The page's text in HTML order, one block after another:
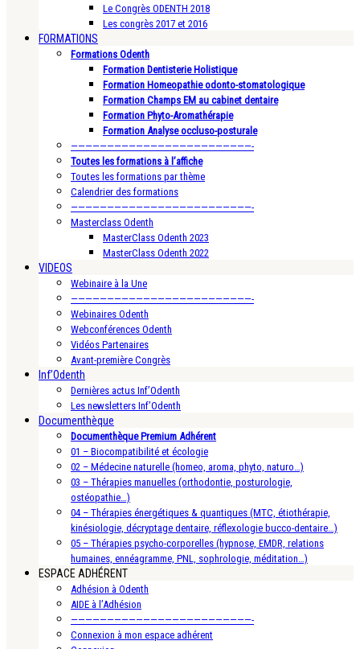
Le Congrès ODENTH 2018
Les congrès 2017 et 2016
FORMATIONS
Formations Odenth
Formation Dentisterie Holistique
Formation Homeopathie odonto-stomatologique
Formation Champs EM au cabinet dentaire
Formation Phyto-Aromathérapie
Formation Analyse occluso-posturale
—————————————————————————-
Toutes les formations à l’affiche
Toutes les formations par thème
Calendrier des formations
—————————————————————————-
Masterclass Odenth
MasterClass Odenth 2023
MasterClass Odenth 2022
VIDEOS
Webinaire à la Une
—————————————————————————-
Webinaires Odenth
Webconférences Odenth
Vidéos Partenaires
Avant-première Congrès
Inf’Odenth
Dernières actus Inf’Odenth
Les newsletters Inf’Odenth
Documenthèque
Documenthèque Premium Adhérent
01 – Biocompatibilité et écologie
02 – Médecine naturelle (homeo, aroma, phyto, naturo…)
03 – Thérapies manuelles (orthodontie, posturologie,
ostéopathie…)
04 – Thérapies énergétiques & quantiques (MTC, étiothérapie,
kinésiologie, décryptage dentaire, réflexologie bucco-dentaire…)
05 – Thérapies psycho-corporelles (hypnose, EMDR, relations
humaines, ennéagramme, PNL, sophrologie, méditation…)
ESPACE ADHÉRENT
Adhésion à Odenth
AIDE à l’Adhésion
—————————————————————————-
Connexion à mon espace adhérent